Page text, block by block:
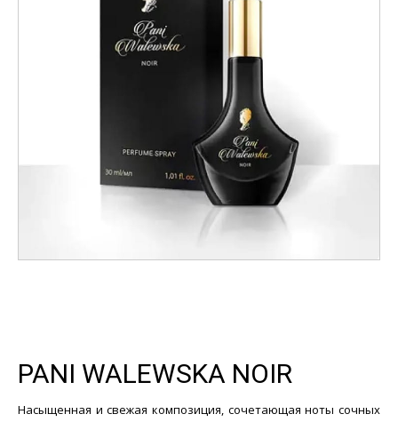
PANI WALEWSKA NOIR
Насыщенная и свежая композиция, сочетающая ноты сочных